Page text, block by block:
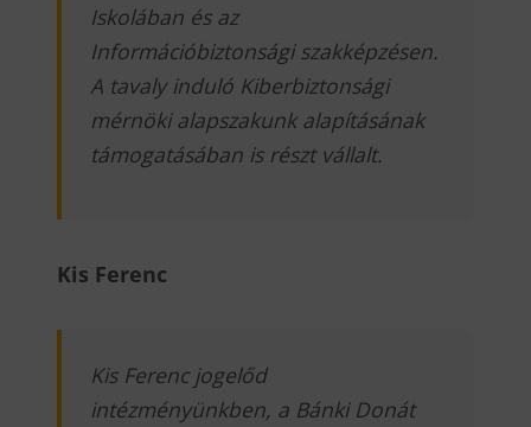
Iskolában és az
Információbiztonsági szakképzésen.
A tavaly induló Kiberbiztonsági
mérnöki alapszakunk alapításának
támogatásában is részt vállalt.
Kis Ferenc
Kis Ferenc jogelőd
intézményünkben, a Bánki Donát